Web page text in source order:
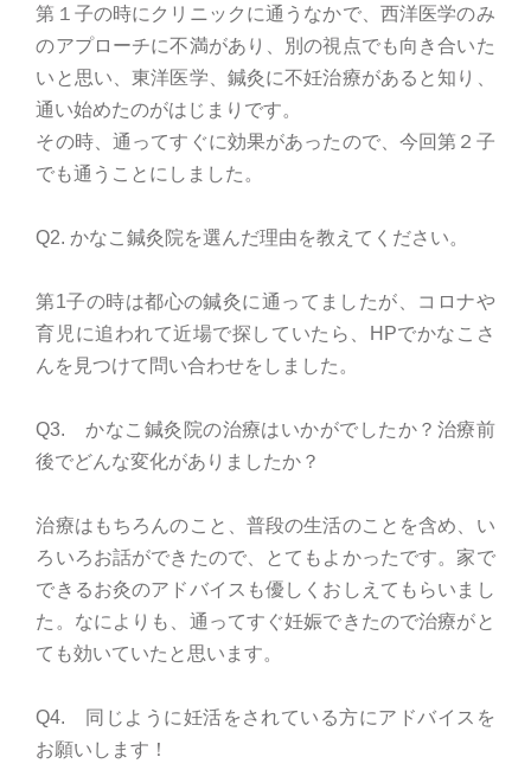
第１子の時にクリニックに通うなかで、西洋医学のみ
のアプローチに不満があり、別の視点でも向き合いた
いと思い、東洋医学、鍼灸に不妊治療があると知り、
通い始めたのがはじまりです。
その時、通ってすぐに効果があったので、今回第２子
でも通うことにしました。
Q2. かなこ鍼灸院を選んだ理由を教えてください。
第1子の時は都心の鍼灸に通ってましたが、コロナや
育児に追われて近場で探していたら、HPでかなこさ
んを見つけて問い合わせをしました。
Q3. かなこ鍼灸院の治療はいかがでしたか？治療前
後でどんな変化がありましたか？
治療はもちろんのこと、普段の生活のことを含め、い
ろいろお話ができたので、とてもよかったです。家で
できるお灸のアドバイスも優しくおしえてもらいまし
た。なによりも、通ってすぐ妊娠できたので治療がと
ても効いていたと思います。
Q4. 同じように妊活をされている方にアドバイスを
お願いします！